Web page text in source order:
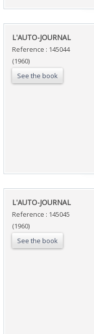
‎L'AUTO-JOURNAL ‎
Reference : 145044
(1960)
See the book
‎L'AUTO-JOURNAL ‎
Reference : 145045
(1960)
See the book